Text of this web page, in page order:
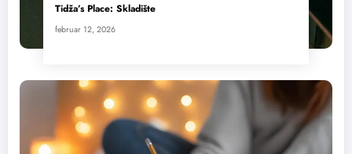
Tidža’s Place: Skladište
februar 12, 2026